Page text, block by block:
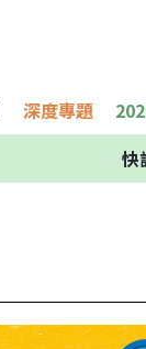
深度專題
快